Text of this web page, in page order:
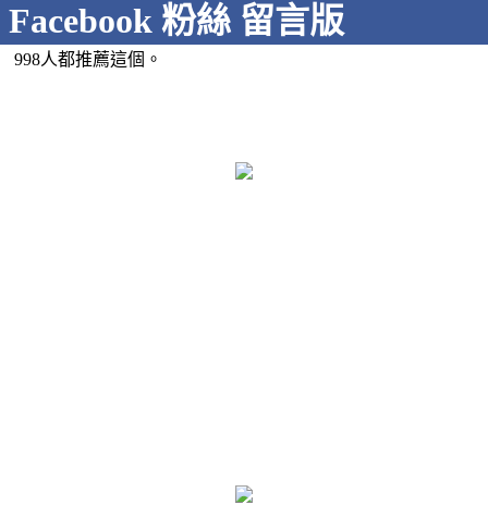
Facebook 粉絲 留言版
998人都推薦這個。